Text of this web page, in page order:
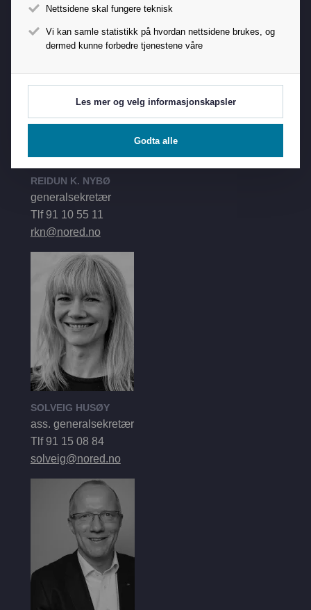
NRs Hotline
REIDUN K. NYBØ
generalsekretær
Tlf 91 10 55 11
rkn@nored.no
SOLVEIG HUSØY
ass. generalsekretær
Tlf 91 15 08 84
solveig@nored.no
Nettsidene skal fungere teknisk
Vi kan samle statistikk på hvordan nettsidene brukes, og
dermed kunne forbedre tjenestene våre
Les mer og velg informasjonskapsler
Godta alle